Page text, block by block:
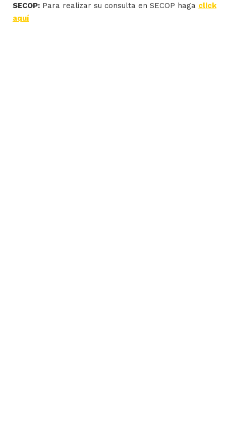
SECOP: Para realizar su consulta en SECOP haga click
aquí